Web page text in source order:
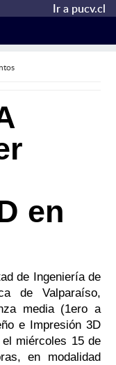
Ir a pucv.cl
en
de Ingeniería de
de Valparaíso,
media (1ero a
e Impresión 3D
miércoles 15 de
en modalidad